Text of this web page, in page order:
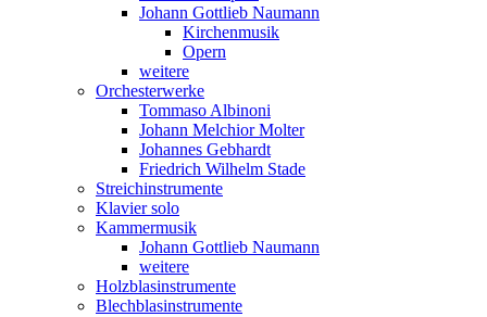
Johann Gottlieb Naumann
Kirchenmusik
Opern
weitere
Orchesterwerke
Tommaso Albinoni
Johann Melchior Molter
Johannes Gebhardt
Friedrich Wilhelm Stade
Streichinstrumente
Klavier solo
Kammermusik
Johann Gottlieb Naumann
weitere
Holzblasinstrumente
Blechblasinstrumente